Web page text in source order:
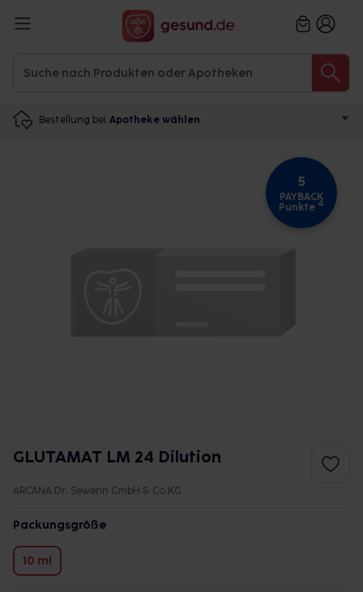
Bestellung bei Apotheke wählen
5
PAYBACK
Punkte 4
GLUTAMAT LM 24 Dilution
ARCANA Dr. Sewerin GmbH & Co.KG
Packungsgröße
10 ml